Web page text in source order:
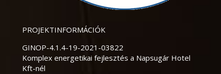
PROJEKTINFORMÁCIÓK
GINOP-4.1.4-19-2021-03822
Komplex energetikai fejlesztés a Napsugár Hotel
Kft-nél